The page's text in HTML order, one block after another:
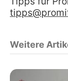
Weitere